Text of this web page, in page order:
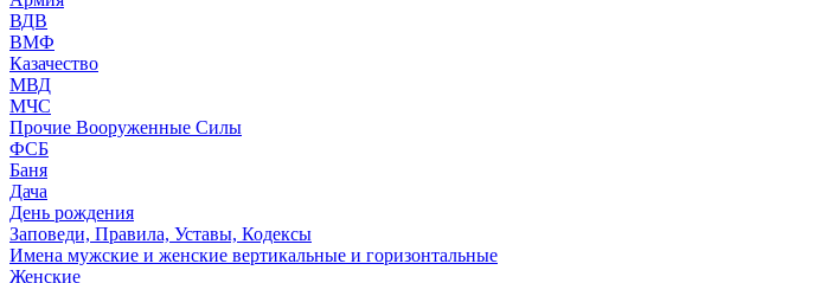
ВДВ
ВМФ
Казачество
МВД
МЧС
Прочие Вооруженные Силы
ФСБ
Баня
Дача
День рождения
Заповеди, Правила, Уставы, Кодексы
Имена мужские и женские вертикальные и горизонтальные
Женские